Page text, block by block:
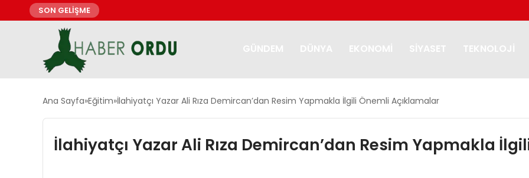
SON GELİŞME
Ana Sayfa Eğitim İlahiyatçı Yazar Ali Rıza Demircan’dan Resim Yapmakla İlgili Önemli Açıklamalar
İlahiyatçı Yazar Ali Rıza Demircan’dan Resim Yapmakla